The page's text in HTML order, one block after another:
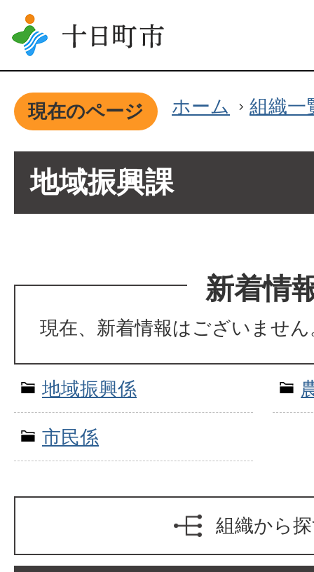
現在のページ ホーム 組織一
地域振興課
新着情
現在、新着情報はございません
地域振興係
市民係
組織から